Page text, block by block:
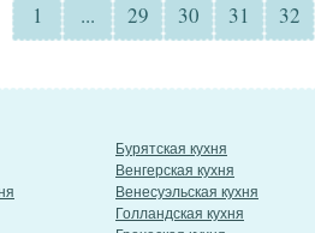
1 ... 29 30 31 32
Бурятская кухня
Венгерская кухня
Венесуэльская кухня
Голландская кухня